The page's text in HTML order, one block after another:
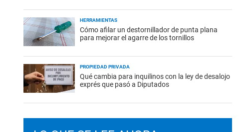
HERRAMIENTAS
Cómo afilar un destornillador de punta plana
para mejorar el agarre de los tornillos
PROPIEDAD PRIVADA
Qué cambia para inquilinos con la ley de desalojo
exprés que pasó a Diputados